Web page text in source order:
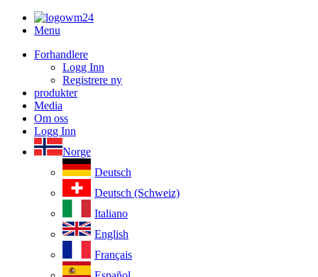
Menu
Forhandlere
Logg Inn
Registrere ny
produkter
Media
Om oss
Logg Inn
Norge
Deutsch
Deutsch (Schweiz)
Italiano
English
Français